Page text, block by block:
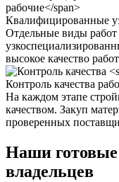
Квалифицированные
Отдельные виды
высокое качество
Контроль качества
На каждом этапе
качеством. Закуп
проверенных
Наши
владельцев